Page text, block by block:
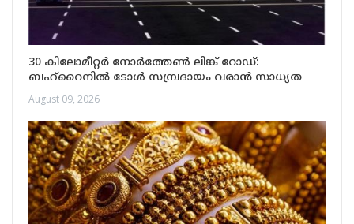
30 കിലോമീറ്റർ നോർത്തേൺ ലിങ്ക് റോഡ്:
ബഹ്‌റൈനിൽ ടോൾ സമ്പ്രദായം വരാൻ സാധ്യത
August 09, 2026